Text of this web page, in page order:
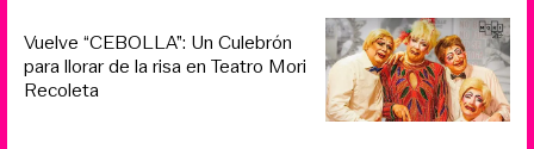
Vuelve “CEBOLLA”: Un Culebrón
para llorar de la risa en Teatro Mori
Recoleta